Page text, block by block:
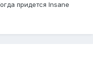
придется Insane